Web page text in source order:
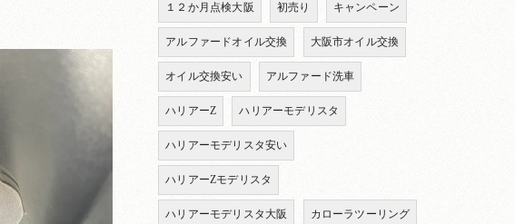
１２か月点検大阪 初売り キャンペーン
アルファードオイル交換 大阪市オイル交換
オイル交換安い アルファード洗車
ハリアーZ ハリアーモデリスタ
ハリアーモデリスタ安い
ハリアーZモデリスタ
ハリアーモデリスタ大阪 カローラツーリング